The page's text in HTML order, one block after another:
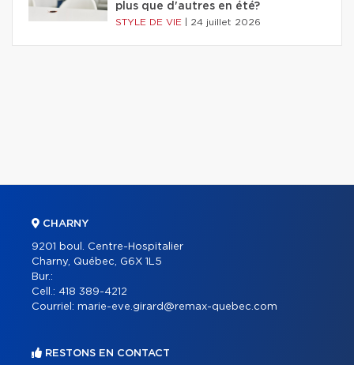
plus que d'autres en été?
STYLE DE VIE 24 juillet 2026
CHARNY
9201 boul. Centre-Hospitalier
Charny, Québec, G6X 1L5
Bur.:
Cell.: 418 389-4212
Courriel: marie-eve.girard@remax-quebec.com
RESTONS EN CONTACT